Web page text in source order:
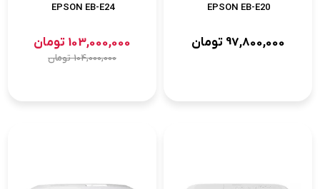
EPSON EB-E20
97,800,000 تومان
EPSON EB-E24
103,000,000 تومان
104,000,000تومان